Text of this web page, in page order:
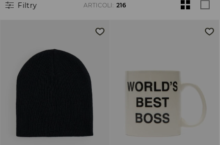
Filtry ARTICOLI : 216